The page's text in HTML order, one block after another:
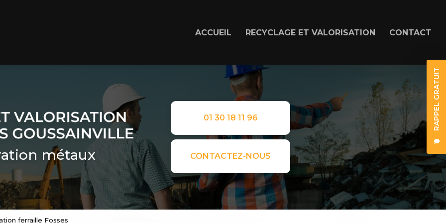
RAPPEL GRATUIT
ACCUEIL RECYCLAGE ET VALORISATION CONTACT
métaux
01 30 18 11 96
CONTACTEZ-NOUS
ferraille Fosses